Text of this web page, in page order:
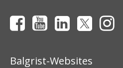
Balgrist-Websites